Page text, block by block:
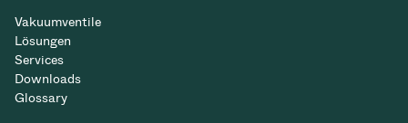
Vakuumventile
Lösungen
Services
Downloads
Glossary